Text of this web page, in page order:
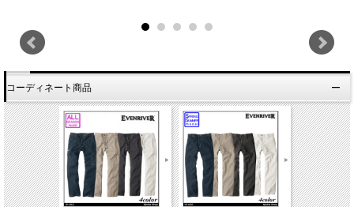
コーディネート商品